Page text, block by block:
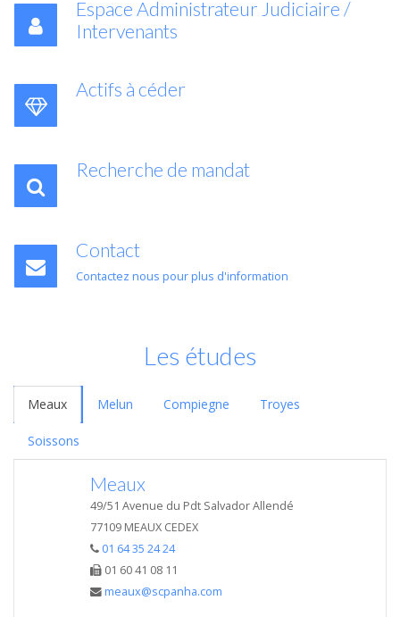
Espace Administrateur Judiciaire /
Intervenants
Actifs à céder
Recherche de mandat
Contact
Contactez nous pour plus d'information
Les études
Meaux Melun Compiegne Troyes
Soissons
Meaux
49/51 Avenue du Pdt Salvador Allendé
77109 MEAUX CEDEX
01 64 35 24 24
01 60 41 08 11
meaux@scpanha.com